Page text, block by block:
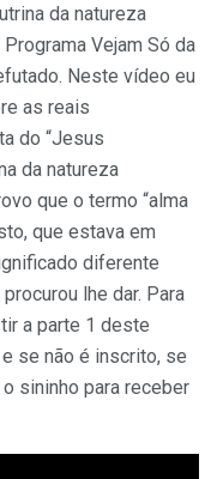
da natureza
Vejam Só da
Neste vídeo eu
as reais
do “Jesus
da natureza
que o termo “alma
que estava em
diferente
lhe dar. Para
a parte 1 deste
se não é inscrito, se
sininho para receber